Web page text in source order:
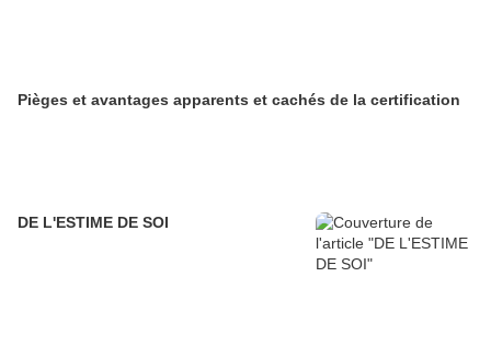
Pièges et avantages apparents et cachés de la certification
DE L'ESTIME DE SOI